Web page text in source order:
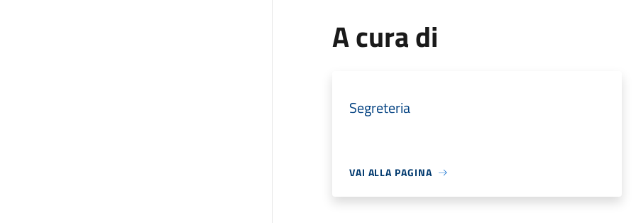
A cura di
Segreteria
VAI ALLA PAGINA